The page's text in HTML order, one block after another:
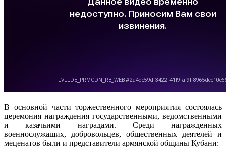
В основной части торжественного мероприятия состоялась
церемония награждения государственными, ведомственными
и казачьими наградами. Среди награжденных
военнослужащих, добровольцев, общественных деятелей и
меценатов были и представители армянской общины Кубани: